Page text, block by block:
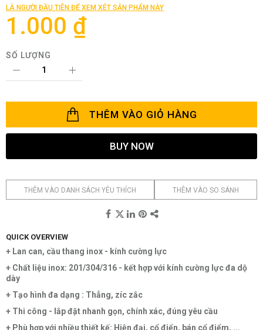
của
thư
hình
LÀ NGƯỜI ĐẦU TIÊN ĐỂ XEM XÉT SẢN PHẨM NÀY
1.000 ₫
SỐ LƯỢNG
THÊM VÀO GIỎ HÀNG
BUY NOW
THÊM VÀO DANH SÁCH YÊU THÍCH THÊM VÀO SO SÁNH
QUICK OVERVIEW
+ Lan can, cầu thang inox - kính cường lực
+ Chất liệu inox: 201/304/316 - kết hợp với kính cường lực đa dộ
dày
+ Tạo hình đa dạng : Thẳng, zíc zắc
+ Thi công - lắp đặt nhanh gọn, chính xác, đúng yêu cầu
+ Phù hợp với nhiều thiết kế: Hiện đại, cổ điển, bán cổ điểm, ...